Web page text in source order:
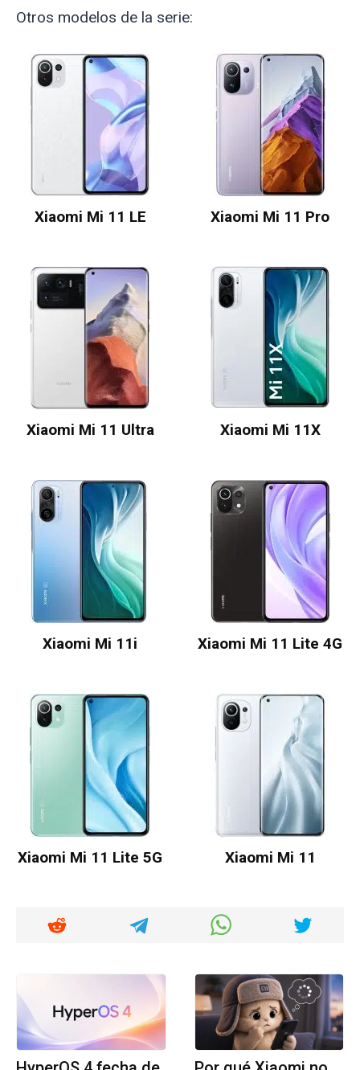
Otros modelos de la serie:
Xiaomi Mi 11 LE Xiaomi Mi 11 Pro
Xiaomi Mi 11 Ultra Xiaomi Mi 11X
Xiaomi Mi 11i Xiaomi Mi 11 Lite 4G
Xiaomi Mi 11 Lite 5G Xiaomi Mi 11